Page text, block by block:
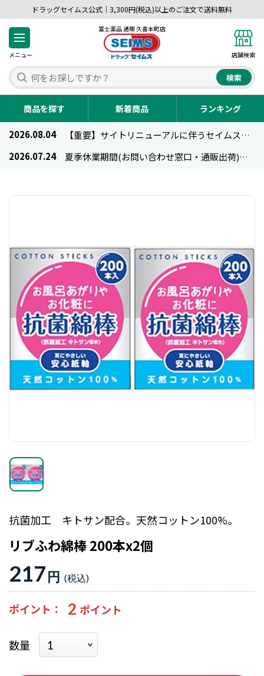
ドラッグセイムス公式｜3,300円(税込)以上のご注文で送料無料
メニュー
富士薬品 通販 久喜本町店
店舗検索
検索
商品を探す 新着商品 ランキング
2026.08.04
【重要】サイトリニューアルに伴うセイムス通販のご利用について
2026.07.24
夏季休業期間(お問い合わせ窓口・通販出荷)のお知らせ
抗菌加工 キトサン配合。天然コットン100%。
リブふわ綿棒 200本x2個
217円
ポイント 2
数量